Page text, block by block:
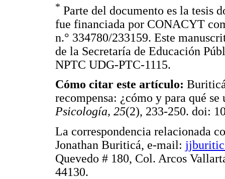
* Parte del documento es la tesis
fue financiada por CONACYT
n.° 334780/233159. Este
de la Secretaría de Educación
NPTC UDG-PTC-1115.
Cómo citar este artículo:
recompensa: ¿cómo y para qué
Psicología, 25(2), 233-250. doi:
La correspondencia relacionada
Jonathan Buriticá, e-mail:
Quevedo # 180, Col. Arcos
44130.